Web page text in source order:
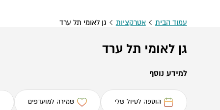
עמוד הבית אטרקציות גן לאומי תל ערד
גן לאומי תל ערד
למידע נוסף
הוספה לטיול שלי שמירה למועדפים